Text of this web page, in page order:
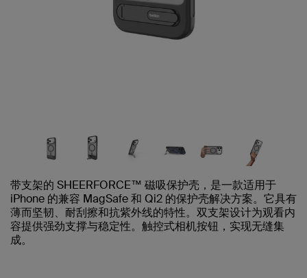
带支架的 SHEERFORCE™ 磁吸保护壳，是一款适用于
iPhone 的兼容 MagSafe 和 Qi2 的保护壳解决方案。它具有
薄而坚韧、耐刮擦和抗紫外线的特性。双支架设计为观看内
容提供强劲支撑与稳定性。触控式相机按钮，实现无缝集
成。